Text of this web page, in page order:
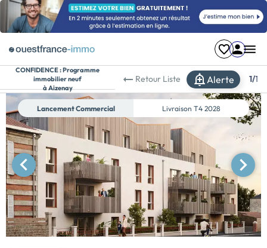
CONFIDENCE :Programme
immobilier neuf
à Aizenay
Retour Liste Alerte 1/1
Lancement Commercial Livraison T4 2028